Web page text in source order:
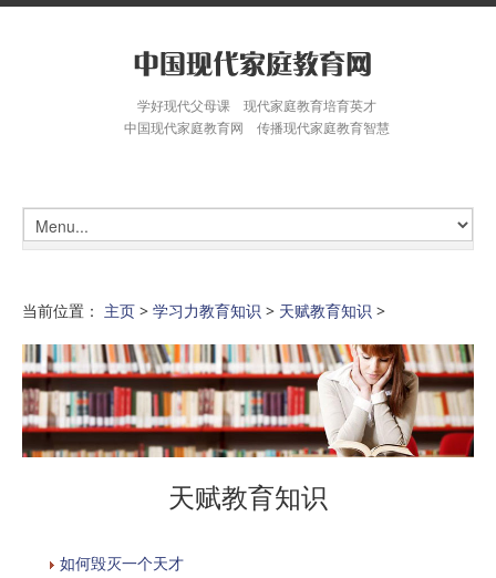
学好现代父母课 现代家庭教育培育英才
中国现代家庭教育网 传播现代家庭教育智慧
当前位置： 主页 > 学习力教育知识 > 天赋教育知识 >
天赋教育知识
如何毁灭一个天才